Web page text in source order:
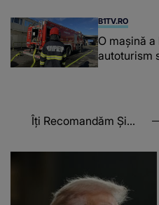
B1TV.RO
O maşină
autoturism
Îți Recomandăm Și...